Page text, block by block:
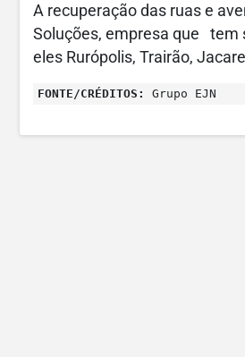
A recuperação das ruas e
Soluções, empresa que tem
eles Rurópolis, Trairão,
FONTE/CRÉDITOS: Grupo EJN